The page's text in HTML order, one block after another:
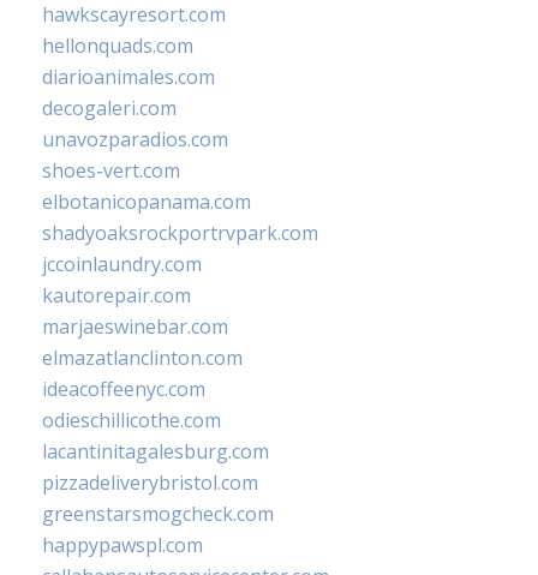
hawkscayresort.com
hellonquads.com
diarioanimales.com
decogaleri.com
unavozparadios.com
shoes-vert.com
elbotanicopanama.com
shadyoaksrockportrvpark.com
jccoinlaundry.com
kautorepair.com
marjaeswinebar.com
elmazatlanclinton.com
ideacoffeenyc.com
odieschillicothe.com
lacantinitagalesburg.com
pizzadeliverybristol.com
greenstarsmogcheck.com
happypawspl.com